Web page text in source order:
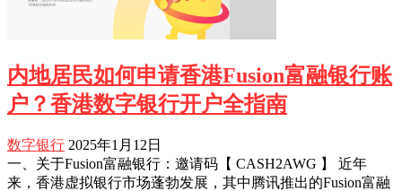
内地居民如何申请香港Fusion富融银行账
户？香港数字银行开户全指南
数字银行 2025年1月12日
一、关于Fusion富融银行：邀请码【 CASH2AWG 】 近年
来，香港虚拟银行市场蓬勃发展，其中腾讯推出的Fusion富融